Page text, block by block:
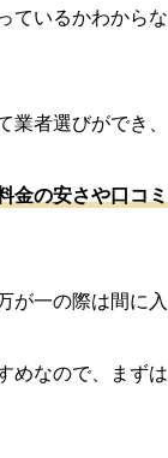
ているかわから
業者選びができ
金の安さや口コ
一の際は間に
なので、まず